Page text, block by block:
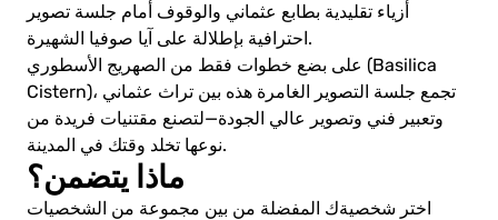
أزياء تقليدية بطابع عثماني والوقوف أمام جلسة تصوير
احترافية بإطلالة على آيا صوفيا الشهيرة.
على بضع خطوات فقط من الصهريج الأسطوري (Basilica
Cistern)، تجمع جلسة التصوير الغامرة هذه بين تراث عثماني
وتعبير فني وتصوير عالي الجودة—لتصنع مقتنيات فريدة من
نوعها تخلد وقتك في المدينة.
ماذا يتضمن؟
اختر شخصيةك المفضلة من بين مجموعة من الشخصيات